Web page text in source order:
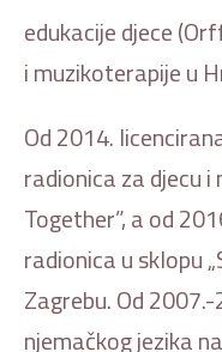
edukacije djece
i muzikoterapije u
Od 2014.
radionica za djecu
Together”, a od
radionica u sklopu
Zagrebu. Od
njemačkog jezika